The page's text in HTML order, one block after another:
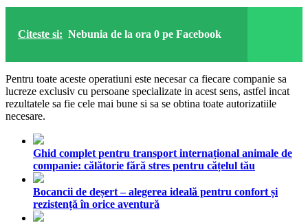
Citeste si: Nebunia de la ora 0 pe Facebook
Pentru toate aceste operatiuni este necesar ca fiecare companie sa
lucreze exclusiv cu persoane specializate in acest sens, astfel incat
rezultatele sa fie cele mai bune si sa se obtina toate autorizatiile
necesare.
Ghid complet pentru transport internațional animale de
companie: călătorie fără stres pentru cățelul tău
Bocancii de deșert – alegerea ideală pentru confort și
rezistență în orice aventură